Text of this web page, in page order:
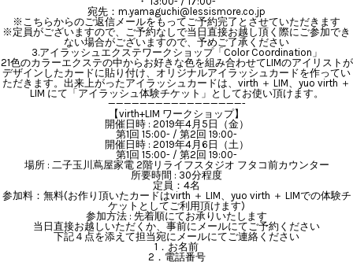
宛先：m.yamaguchi@lessismore.co.jp
※こちらからのご返信メールをもってご予約完了とさせていただきます
※定員がございますので、ご予約なしで当日直接お越し頂く際にご参加でき
ない場合がございますので、予めご了承ください
3.アイラッシュエクステワークショップ「Color Coordination」
21色のカラーエクステの中からお好きな色を組み合わせてLIMのアイリストが
デザインしたカードに貼り付け、オリジナルアイラッシュカードを作ってい
ただきます。出来上がったアイラッシュカードは、virth ＋ LIM、yuo virth ＋
LIM にて「アイラッシュ体験チケット」としてお使い頂けます。
—————————————————-
【virth+LIM ワークショップ】
開催日時 : 2019年4月5日（金）
第1回 15:00- / 第2回 19:00-
開催日時 : 2019年4月6日（土）
第1回 15:00- / 第2回 19:00-
場所 : 二子玉川蔦屋家電 2階リライフスタジオ フタコ前カウンター
所要時間 : 30分程度
定員：4名
参加料：無料(お作り頂いたカードはvirth ＋ LIM、yuo virth ＋ LIMでの体験チ
ケットとしてご利用頂けます)
参加方法 : 先着順にてお承りいたします
当日直接お越しいただくか、事前にメールにてご予約ください
下記４点を添えて担当宛にメールにてご連絡ください
1．お名前
2．電話番号